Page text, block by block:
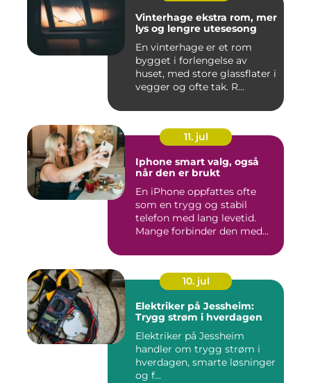
Vinterhage ekstra rom, mer
lys og lengre utesesong
En vinterhage er et rom
bygget i forlengelse av
huset, med store glassflater i
vegger og ofte tak. R...
11. jul
Iphone smart valg, også
når den er brukt
En iPhone oppfattes ofte
som en trygg og stabil
telefon med lang levetid.
Mange forbinder den med
10. jul
Elektriker på Jessheim:
Trygg strøm i hverdagen
Elektriker på Jessheim
handler om trygg strøm i
hverdagen, smarte løsninger
og f...